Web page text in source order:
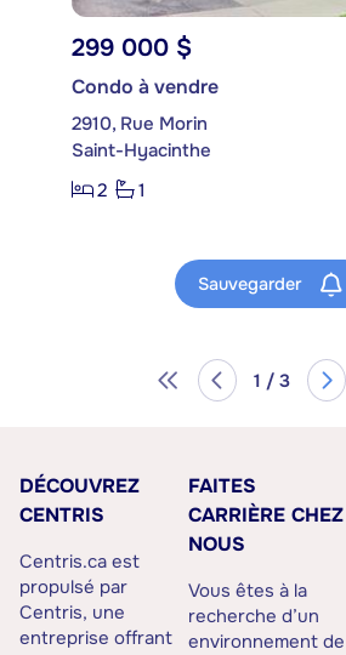
299 000 $
Condo à vendre
2910, Rue Morin
Saint-Hyacinthe
2
1
Sauvegarder
1 / 3
DÉCOUVREZ
CENTRIS
Centris.ca est
propulsé par
Centris, une
entreprise offrant
FAITES
CARRIÈRE CHEZ
NOUS
Vous êtes à la
recherche d’un
environnement de